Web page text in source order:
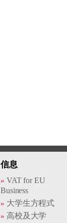
信息
VAT for EU
Business
大学生方程式
高校及大学